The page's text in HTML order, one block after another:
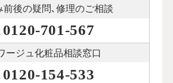
前後の疑問､修理のご相談
0120-701-567
ージュ化粧品相談窓口
0120-154-533